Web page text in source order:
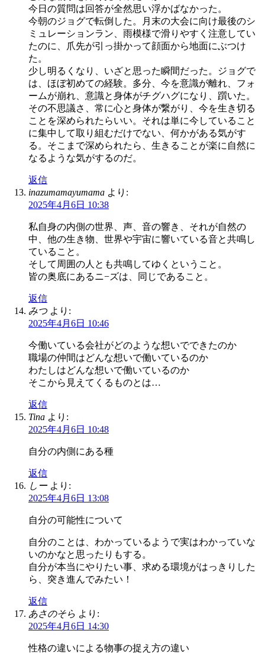
今日の質問は回答が全然思い浮かばなかった。
今朝のジョグで転倒した。月末の大会に向け最後のシ
ミュレーションラン、雨模様で滑りやすく注意してい
たのに、爪先が引っ掛かって顔面から地面にぶつけ
た。
少し明るくなり、いざと思った瞬間だった。ジョグで
は、ほぼ初めての経験。多分、今を意識が離れ、フォ
ームが崩れ、意識と身体がチグハグになり、躓いた。
その不思議さ、常に心と身体が繋がり、今を生き切る
ことを深められたらいい。それは単に今していること
に集中して取り組むだけでない、何かがある気がす
る。そこまで深められたら、生きることが楽に自然に
なるような気がするのだ。
返信
inazumamayumama より:
2025年4月6日 10:38
私自身の内側の世界、声、音の響き、それが自然の
中、他の生き物、世界や宇宙に響いている音と共鳴し
ていること。
そして周囲の人とも共鳴してゆくということ。
皆の奥底にあるニ−ズは、同じであること。
返信
みつ より:
2025年4月6日 10:46
今働いている会社がどのような想いでできたのか
職場の仲間はどんな想いで働いているのか
わたしはどんな想いで働いているのか
そこから見えてくるものとは…
返信
Tina より:
2025年4月6日 10:48
自分の内側にある種
返信
しー より:
2025年4月6日 13:08
自分の可能性について
自分のことは、わかっているようで実はわかっていな
いのかなと思ったりもする。
自分が本当にやりたい事、求める環境がはっきりした
ら、突き進んでみたい！
返信
あさのそら より:
2025年4月6日 14:30
性格の違いによる物事の捉え方の違い